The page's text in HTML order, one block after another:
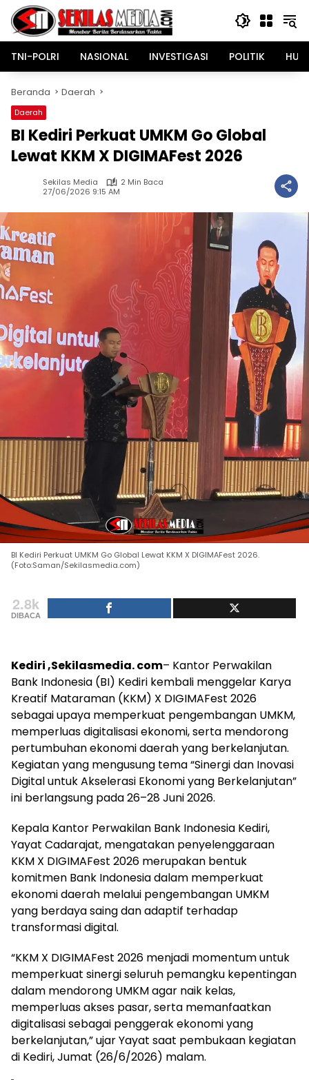
Langsung
konten
TNI-POLRI
NASIONAL INVESTIGASI POLITIK
Beranda Daerah
Daerah
BI Kediri Perkuat UMKM Go Global
Lewat KKM X DIGIMAFest 2026
Sekilas Media
2 Min Baca
27/06/2026 9:15 AM
BI Kediri Perkuat UMKM Go Global Lewat KKM X DIGIMAFest 2026.
(Foto:Saman/Sekilasmedia.com)
2.8k
DIBACA
Kediri ,Sekilasmedia. com– Kantor Perwakilan
Bank Indonesia (BI) Kediri kembali menggelar Karya
Kreatif Mataraman (KKM) X DIGIMAFest 2026
sebagai upaya memperkuat pengembangan UMKM,
memperluas digitalisasi ekonomi, serta mendorong
pertumbuhan ekonomi daerah yang berkelanjutan.
Kegiatan yang mengusung tema “Sinergi dan Inovasi
Digital untuk Akselerasi Ekonomi yang Berkelanjutan”
ini berlangsung pada 26–28 Juni 2026.
Kepala Kantor Perwakilan Bank Indonesia Kediri,
Yayat Cadarajat, mengatakan penyelenggaraan
KKM X DIGIMAFest 2026 merupakan bentuk
komitmen Bank Indonesia dalam memperkuat
ekonomi daerah melalui pengembangan UMKM
yang berdaya saing dan adaptif terhadap
transformasi digital.
“KKM X DIGIMAFest 2026 menjadi momentum untuk
memperkuat sinergi seluruh pemangku kepentingan
dalam mendorong UMKM agar naik kelas,
memperluas akses pasar, serta memanfaatkan
digitalisasi sebagai penggerak ekonomi yang
berkelanjutan,” ujar Yayat saat pembukaan kegiatan
di Kediri, Jumat (26/6/2026) malam.